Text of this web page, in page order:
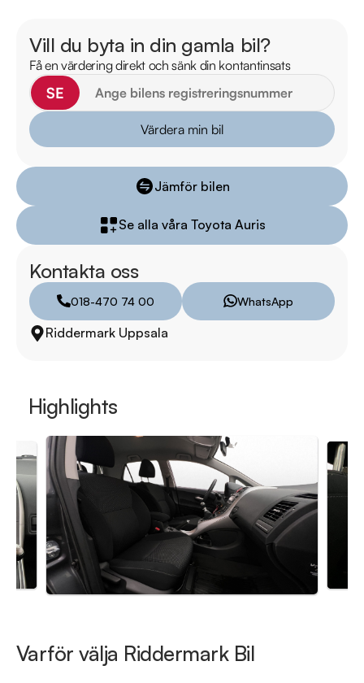
Highlights
Varför välja Riddermark Bil
* Erbjuder hemleverans i hela Sverige
* 14 dagars helförsäkring via Folksam
* Över 10 tusen omdömen på Trustpilot
* Våra bilar är testade på över 100 punkter
* Kvalitetssäkrade bilar
Telefontider:
Måndag - Söndag: 08:00 - 24:00
Besökstider i butik:
Måndag - Fredag: 09:00 - 19:00
Lördag: 10:00 - 18:00
Söndag: 10:00 - 16:00
RIDDERMARK BIL TRYGGHETSPAKET:
hjuluppsättningar till bra priser. Gör ditt bilköp tryggt och
enkelt hos oss.
Med korta lagertider försvinner våra bilar snabbt! Ring oss
idag för att reservera din bil: 018-470 74 00. Vi erbjuder även
skräddarsydd finansiering och 14 dagars fri försäkring från
Folksam.
Se hur vi genomför våra tester här:
https://vimeo.com/1011323016
Vill du byta in din gamla bil?
Få en värdering direkt och sänk din kontantinsats
SE
Värdera min bil
Jämför bilen
Se alla våra Toyota Auris
Kontakta oss
018-470 74 00 WhatsApp
Riddermark Uppsala